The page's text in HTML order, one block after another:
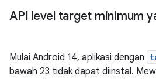
API level target minimum
Mulai Android 14, aplikasi dengan
bawah 23 tidak dapat diinstal.